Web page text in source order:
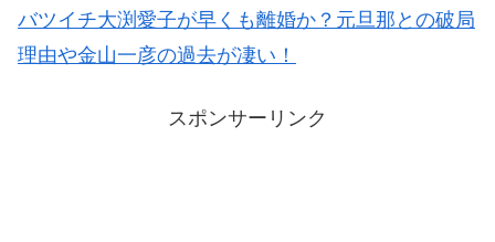
バツイチ大渕愛子が早くも離婚か？元旦那との破局
理由や金山一彦の過去が凄い！
スポンサーリンク